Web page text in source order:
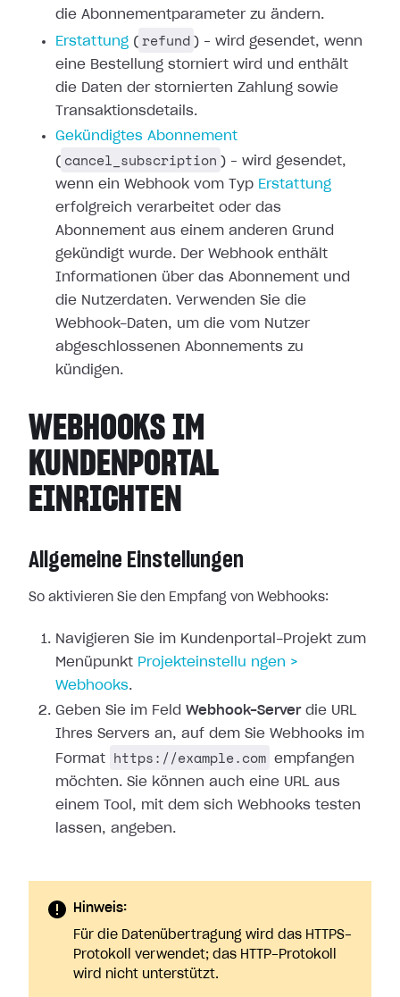
die Abonnementparameter zu ändern.
Erstattung ( refund ) – wird gesendet, wenn
eine Bestellung storniert wird und enthält
die Daten der stornierten Zahlung sowie
Transaktionsdetails.
Gekündigtes Abonnement
( cancel_subscription ) – wird gesendet,
wenn ein Webhook vom Typ Erstattung
erfolgreich verarbeitet oder das
Abonnement aus einem anderen Grund
gekündigt wurde. Der Webhook enthält
Informationen über das Abonnement und
die Nutzerdaten. Verwenden Sie die
Webhook-Daten, um die vom Nutzer
abgeschlossenen Abonnements zu
kündigen.
WEBHOOKS IM
KUNDENPORTAL
EINRICHTEN
Allgemeine Einstellungen
So aktivieren Sie den Empfang von Webhooks:
Navigieren Sie im Kundenportal-Projekt zum
Menüpunkt Projekteinstellu ngen >
Webhooks.
Geben Sie im Feld Webhook-Serverdie URL
Ihres Servers an, auf dem Sie Webhooks im
Format
https://example.com empfangen
möchten. Sie können auch eine URL aus
einem Tool, mit dem sich Webhooks testen
lassen, angeben.
Hinweis:
Für die Datenübertragung wird das HTTPS-
Protokoll verwendet; das HTTP-Protokoll
wird nicht unterstützt.